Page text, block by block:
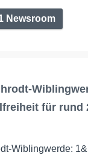
Newsroom
für rund
Wiblingwerde: